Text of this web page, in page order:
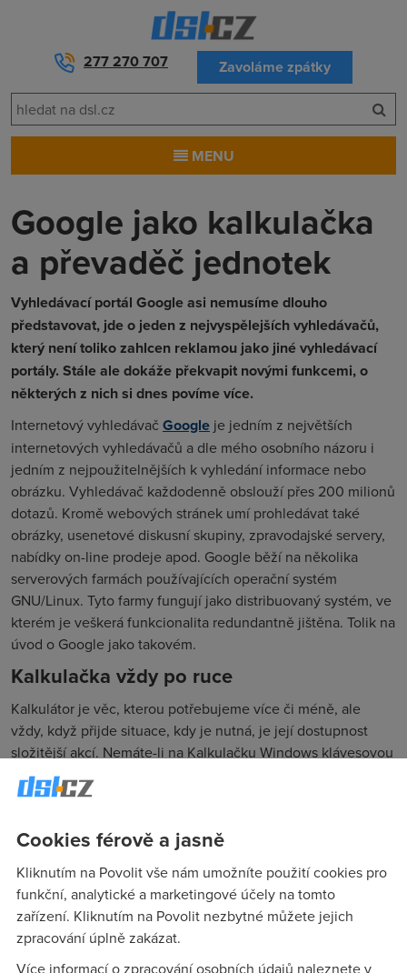
277 270 707 Zavoláme zpátky
MENU
Google jako kalkulačka
a převaděč jednotek
Vyhledávací portál Google asi nemusíme dlouho
představovat, jde o jeden z nejvyspělejších vyhledávačů,
který není toliko zahlcen reklamou jako jiné vyhledávací
portály. Stále ale dokáže překvapit novými funkcemi, o
některých z nich si dnes povíme více.
Internetový vyhledávač Google je jedním z největších
internetových vyhledávačů a dle mého osobního názoru i
jedním z nejpoužitelnějších k vyhledání informace nebo
obrázku. Vyhledávač každodenně obslouží přes 200 milionů
dotazů. Kromě webových stránek umí prohledávat také
obrázky, usenetové diskusní skupiny, zpravodajské servery,
nabídky on-line prodeje apod. Google běží na několika
serverových farmách používajících operační systém
GNU/Linux. Tyto farmy fungují jako distribuovaný systém, ve
kterém je veškerá funkcionalita redundantně jištěna. Tolik na
úvod o Google jako takovém.
Kalkulačka vždy po ruce
Kalkulátor je věc, kterou potřebujeme více či méně, ale
vždy, když přijde situace, kdy je nutná, je její dostupnost
složitější akcí. Nemáte-li na Kalkulačku Windows klávesovou
zkratku nebo zástupce na ploše, pak musíte projít nabídku
Start, Programy, Příslušenství. Máte-li navíc nainstalováno
listovat tak, aby se člověk nepřeklikl. Google splní základní
Google nastavený jako domovskou stránku.
Cookies férově a jasně
Kliknutím na Povolit vše nám umožníte použití cookies pro
funkční, analytické a marketingové účely na tomto
zařízení. Kliknutím na Povolit nezbytné můžete jejich
zpracování úplně zakázat.
Více informací o zpracování osobních údajů naleznete v